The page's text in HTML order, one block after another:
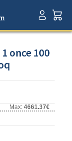
once 100
Max: 4661.37€